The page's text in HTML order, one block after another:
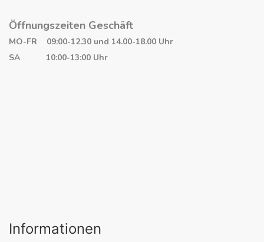
Öffnungszeiten Geschäft
MO-FR 09:00-12.30 und 14.00-18.00 Uhr
SA 10:00-13:00 Uhr
Informationen